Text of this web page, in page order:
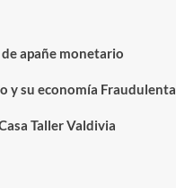
apañe monetario
y su economía Fraudulenta
Taller Valdivia